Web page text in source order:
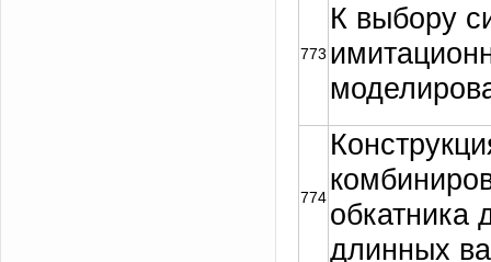
773
К выбору
774 обкатника
длинных